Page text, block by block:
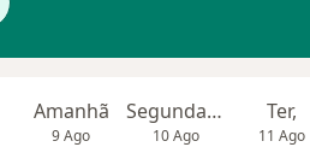
Amanhã
9 Ago
Segunda-feira
10 Ago
Ter,
11 Ago